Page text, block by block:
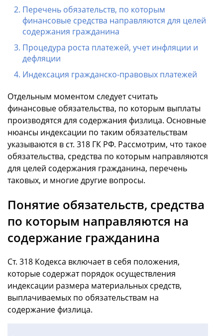
Перечень обязательств, по которым
финансовые средства направляются для целей
содержания гражданина
Процедура роста платежей, учет инфляции и
дефляции
Индексация гражданско-правовых платежей
Отдельным моментом следует считать
финансовые обязательства, по которым выплаты
производятся для содержания физлица. Основные
нюансы индексации по таким обязательствам
указываются в ст. 318 ГК РФ. Рассмотрим, что такое
обязательства, средства по которым направляются
для целей содержания гражданина, перечень
таковых, и многие другие вопросы.
Понятие обязательств, средства
по которым направляются на
содержание гражданина
Ст. 318 Кодекса включает в себя положения,
которые содержат порядок осуществления
индексации размера материальных средств,
выплачиваемых по обязательствам на
содержание физлица.